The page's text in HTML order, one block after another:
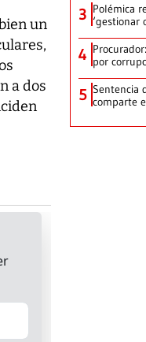
un
a dos
3 Polémica
‘gestionar
4 por
5 Sentencia
comparte